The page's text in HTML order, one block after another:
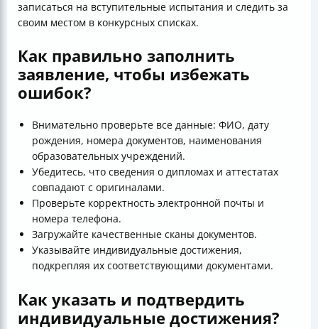
записаться на вступительные испытания и следить за
своим местом в конкурсных списках.
Как правильно заполнить
заявление, чтобы избежать
ошибок?
Внимательно проверьте все данные: ФИО, дату
рождения, номера документов, наименования
образовательных учреждений.
Убедитесь, что сведения о дипломах и аттестатах
совпадают с оригиналами.
Проверьте корректность электронной почты и
номера телефона.
Загружайте качественные сканы документов.
Указывайте индивидуальные достижения,
подкрепляя их соответствующими документами.
Как указать и подтвердить
индивидуальные достижения?